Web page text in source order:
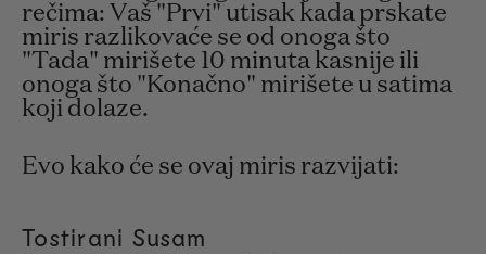
rečima: Vaš "Prvi" utisak kada prskate
miris razlikovaće se od onoga što
"Tada" mirišete 10 minuta kasnije ili
onoga što "Konačno" mirišete u satima
koji dolaze.
Evo kako će se ovaj miris razvijati:
Tostirani Susam